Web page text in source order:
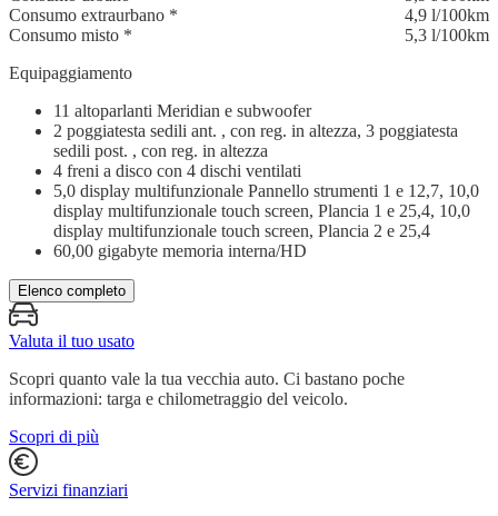
Consumo extraurbano *
4,9 l/100km
Consumo misto *
5,3 l/100km
Equipaggiamento
11 altoparlanti Meridian e subwoofer
2 poggiatesta sedili ant. , con reg. in altezza, 3 poggiatesta
sedili post. , con reg. in altezza
4 freni a disco con 4 dischi ventilati
5,0 display multifunzionale Pannello strumenti 1 e 12,7, 10,0
display multifunzionale touch screen, Plancia 1 e 25,4, 10,0
display multifunzionale touch screen, Plancia 2 e 25,4
60,00 gigabyte memoria interna/HD
Elenco completo
Valuta il tuo usato
Scopri quanto vale la tua vecchia auto. Ci bastano poche
informazioni: targa e chilometraggio del veicolo.
Scopri di più
Servizi finanziari